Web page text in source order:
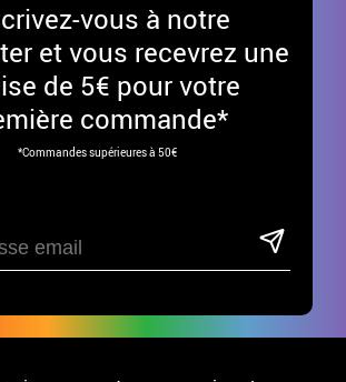
vous à notre
et vous recevrez une
de 5€ pour votre
commande*
*Commandes supérieures à 50€